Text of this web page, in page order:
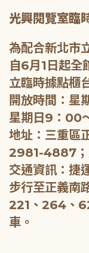
光興閱覽室臨
為配合新北市
自6月1日起全
立臨時據點櫃
開放時間：星
星期日9：00
地址：三重區
2981-4887；
交通資訊：捷
步行至正義南
221、264、
車。